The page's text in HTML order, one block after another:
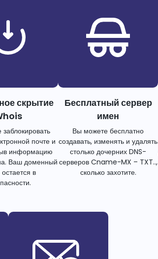
скрытие
почте и
информацию
Ваш доменный
в
Бесплатный сервер
имен
Вы можете бесплатно
создавать, изменять и удалять
столько дочерних DNS-
серверов Cname-MX – TXT..,
сколько захотите.